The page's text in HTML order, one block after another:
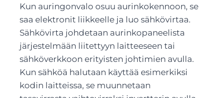
Kun auringonvalo osuu aurinkokennoon, se
saa elektronit liikkeelle ja luo sähkövirtaa.
Sähkövirta johdetaan aurinkopaneelista
järjestelmään liitettyyn laitteeseen tai
sähköverkkoon erityisten johtimien avulla.
Kun sähköä halutaan käyttää esimerkiksi
kodin laitteissa, se muunnetaan